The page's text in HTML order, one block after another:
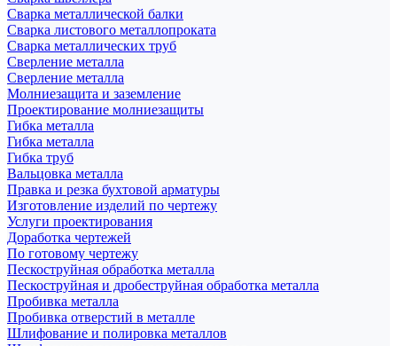
Сварка металлической балки
Сварка листового металлопроката
Сварка металлических труб
Сверление металла
Сверление металла
Молниезащита и заземление
Проектирование молниезащиты
Гибка металла
Гибка металла
Гибка труб
Вальцовка металла
Правка и резка бухтовой арматуры
Изготовление изделий по чертежу
Услуги проектирования
Доработка чертежей
По готовому чертежу
Пескоструйная обработка металла
Пескоструйная и дробеструйная обработка металла
Пробивка металла
Пробивка отверстий в металле
Шлифование и полировка металлов